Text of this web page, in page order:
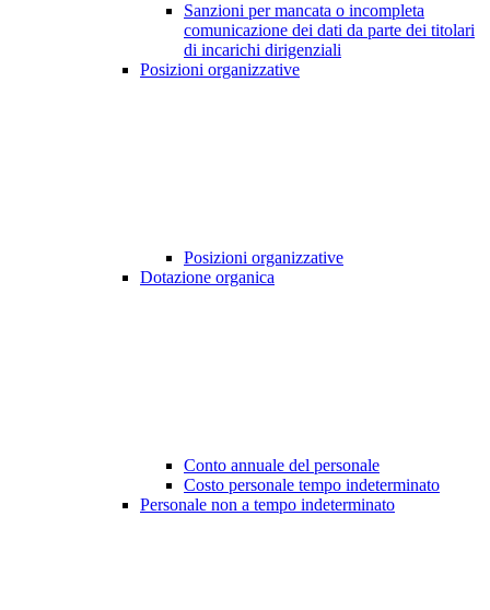
Sanzioni per mancata o incompleta
comunicazione dei dati da parte dei titolari
di incarichi dirigenziali
Posizioni organizzative
Posizioni organizzative
Dotazione organica
Conto annuale del personale
Costo personale tempo indeterminato
Personale non a tempo indeterminato